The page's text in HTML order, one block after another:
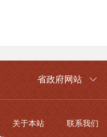
省政府网站
关于本站 联系我们